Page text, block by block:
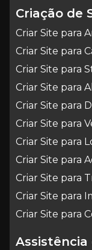
Criação de
Criar Site para
Criar Site para
Criar Site para
Criar Site para
Criar Site para
Criar Site para
Criar Site para
Criar Site para
Criar Site para
Criar Site para
Criar Site para
Assistência